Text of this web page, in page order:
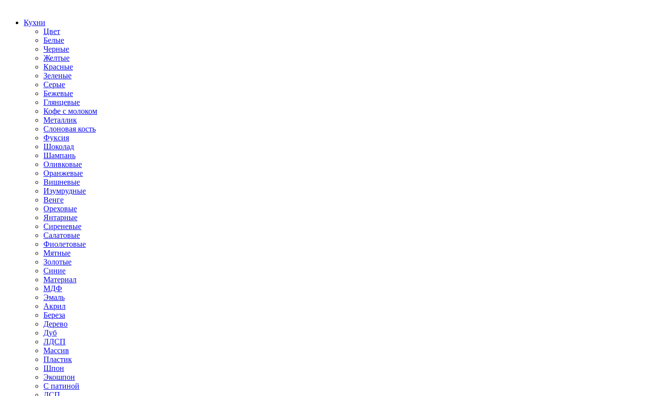
Кухни
Цвет
Белые
Черные
Желтые
Красные
Зеленые
Серые
Бежевые
Глянцевые
Кофе с молоком
Металлик
Слоновая кость
Фуксия
Шоколад
Шампань
Оливковые
Оранжевые
Вишневые
Изумрудные
Венге
Ореховые
Янтарные
Сиреневые
Салатовые
Фиолетовые
Мятные
Золотые
Синие
Материал
МДФ
Эмаль
Акрил
Береза
Дерево
Дуб
ЛДСП
Массив
Пластик
Шпон
Экошпон
С патиной